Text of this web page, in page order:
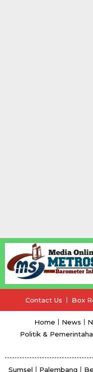
Contact Us Box
Home News
Politik &
Sumsel Palembang